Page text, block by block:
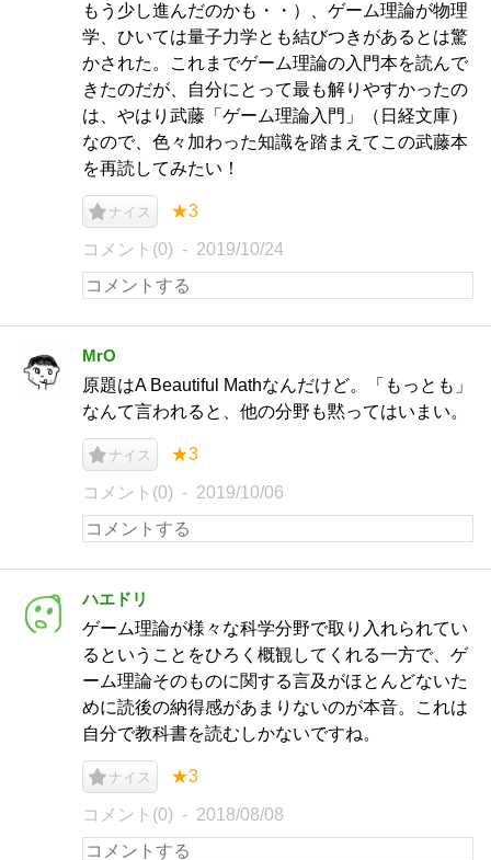
もう少し進んだのかも・・）、ゲーム理論が物理
学、ひいては量子力学とも結びつきがあるとは驚
かされた。これまでゲーム理論の入門本を読んで
きたのだが、自分にとって最も解りやすかったの
は、やはり武藤「ゲーム理論入門」（日経文庫）
なので、色々加わった知識を踏まえてこの武藤本
を再読してみたい！
ナイス ★3
コメント(0) 2019/10/24
MrO
原題はA Beautiful Mathなんだけど。「もっとも」
なんて言われると、他の分野も黙ってはいまい。
ナイス ★3
コメント(0) 2019/10/06
ハエドリ
ゲーム理論が様々な科学分野で取り入れられてい
るということをひろく概観してくれる一方で、ゲ
ーム理論そのものに関する言及がほとんどないた
めに読後の納得感があまりないのが本音。これは
自分で教科書を読むしかないですね。
ナイス ★3
コメント(0) 2018/08/08